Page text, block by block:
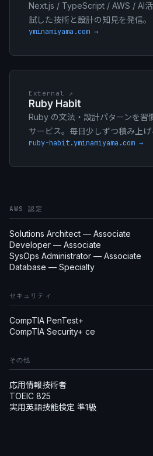
Next.js / TypeScript / AWS / AI
試した技術と設計の知見を発信。
yminamiyama.com →
External ↗
Ruby Habit
Ruby の文法・設計パターンを習
サービス。毎日少しずつ積み上げ
ruby-habit.yminamiyama.com →
AWS 認定
Solutions Architect — Associate
Developer — Associate
SysOps Administrator — Associate
Database — Specialty
セキュリティ
CompTIA PenTest+
CompTIA Security+ ce
その他
応用情報技術者
TOEIC 825
実用英語技能検定 準1級